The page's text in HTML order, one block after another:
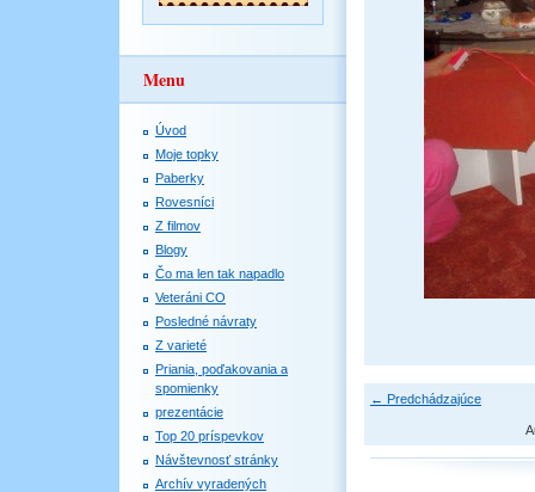
Menu
Úvod
Moje topky
Paberky
Rovesníci
Z filmov
Blogy
Čo ma len tak napadlo
Veteráni CO
Posledné návraty
Z varieté
Priania, poďakovania a
spomienky
prezentácie
Top 20 príspevkov
Návštevnosť stránky
Archív vyradených
← Predchádzajúce